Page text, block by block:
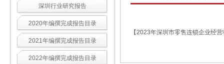
深圳行业研究报告
2020年编撰完成报告目录
2021年编撰完成报告目录
2022年编撰完成报告目录
【2023年深圳市零售连锁企业经